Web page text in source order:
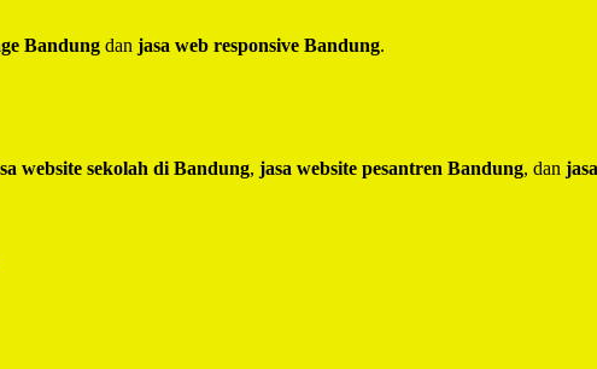
Bandung dan jasa web responsive Bandung.
website sekolah di Bandung, jasa website pesantren Bandung, dan